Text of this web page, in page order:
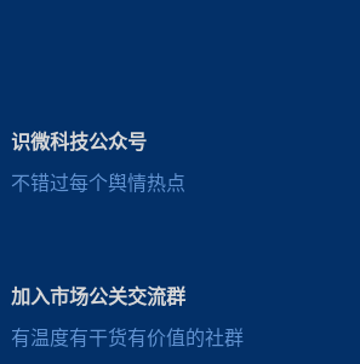
识微科技公众号
不错过每个舆情热点
加入市场公关交流群
有温度有干货有价值的社群